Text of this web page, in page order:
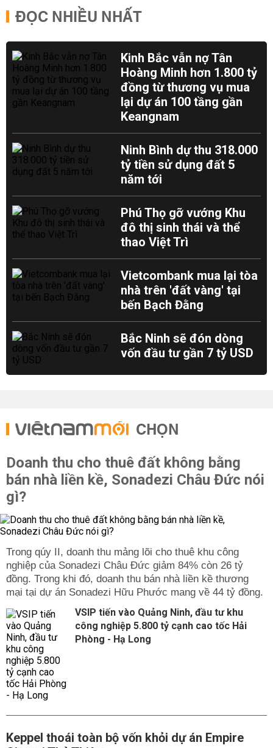
ĐỌC NHIỀU NHẤT
Kinh Bắc vẫn nợ Tân
Hoàng Minh hơn 1.800 tỷ
đồng từ thương vụ mua
lại dự án 100 tầng gần
Keangnam
Ninh Bình dự thu 318.000
tỷ tiền sử dụng đất 5
năm tới
Phú Thọ gỡ vướng Khu
đô thị sinh thái và thể
thao Việt Trì
Vietcombank mua lại tòa
nhà trên 'đất vàng' tại
bến Bạch Đằng
Bắc Ninh sẽ đón dòng
vốn đầu tư gần 7 tỷ USD
CHỌN
Doanh thu cho thuê đất không bằng
bán nhà liền kề, Sonadezi Châu Đức nói
gì?
Trong qúy II, doanh thu mảng lõi cho thuê khu công
nghiệp của Sonadezi Châu Đức giảm 84% còn 26 tỷ
đồng. Trong khi đó, doanh thu bán nhà liền kề thương
mại tại dự án Sonadezi Hữu Phước mang về 44 tỷ đồng.
VSIP tiến vào Quảng Ninh, đầu tư khu
công nghiệp 5.800 tỷ cạnh cao tốc Hải
Phòng - Hạ Long
Keppel thoái toàn bộ vốn khỏi dự án Empire